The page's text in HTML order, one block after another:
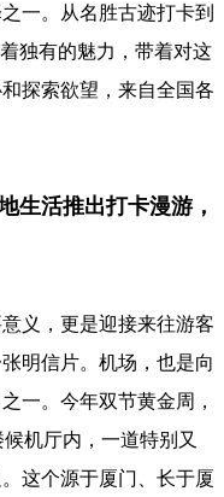
一。从名胜古迹打卡到
独有的魅力，带着对这
探索欲望，来自全国各
生活推出打卡漫游，
义，更是迎接来往游客
明信片。机场，也是向
一。今年双节黄金周，
机厅内，一道特别又
这个源于厦门、长于厦